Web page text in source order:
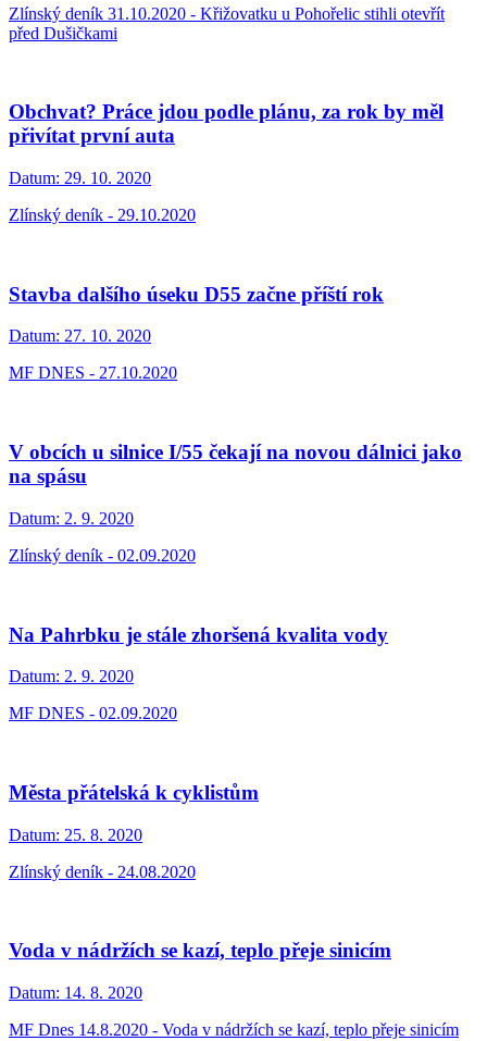
Zlínský deník 31.10.2020 - Křižovatku u Pohořelic stihli otevřít
před Dušičkami
Obchvat? Práce jdou podle plánu, za rok by měl
přivítat první auta
Datum: 29. 10. 2020
Zlínský deník - 29.10.2020
Stavba dalšího úseku D55 začne příští rok
Datum: 27. 10. 2020
MF DNES - 27.10.2020
V obcích u silnice I/55 čekají na novou dálnici jako
na spásu
Datum: 2. 9. 2020
Zlínský deník - 02.09.2020
Na Pahrbku je stále zhoršená kvalita vody
Datum: 2. 9. 2020
MF DNES - 02.09.2020
Města přátelská k cyklistům
Datum: 25. 8. 2020
Zlínský deník - 24.08.2020
Voda v nádržích se kazí, teplo přeje sinicím
Datum: 14. 8. 2020
MF Dnes 14.8.2020 - Voda v nádržích se kazí, teplo přeje sinicím